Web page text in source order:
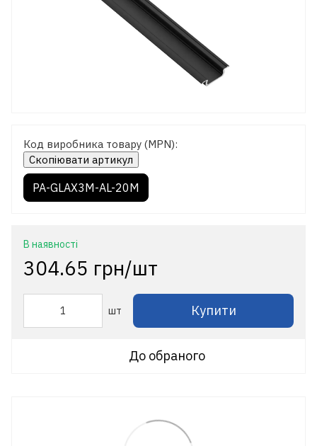
Код виробника товару (MPN):
Скопіювати артикул
PA-GLAX3M-AL-20M
В наявності
304.65 грн/шт
шт Купити
До обраного